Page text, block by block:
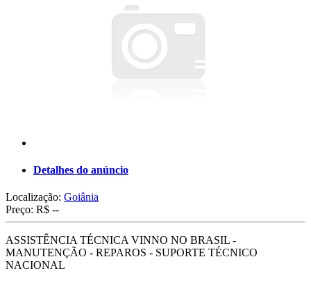
Detalhes do anúncio
Localização: Goiânia
Preço: R$ --
ASSISTÊNCIA TÉCNICA VINNO NO BRASIL -
MANUTENÇÃO - REPAROS - SUPORTE TÉCNICO
NACIONAL